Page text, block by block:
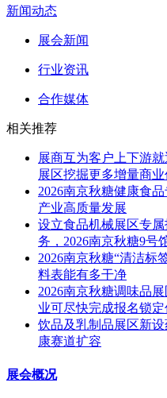
新闻动态
展会新闻
行业资讯
合作媒体
相关推荐
展商互为客户上下游
展区挖掘更多增量商业
2026南京秋糖健康食
产业高质量发展
设立食品机械展区专
务，2026南京秋糖9号
2026南京秋糖“清洁标
料表能有多干净
2026南京秋糖调味品
业可尽快完成报名锁
饮品及乳制品展区新
康赛道扩容
展会概况